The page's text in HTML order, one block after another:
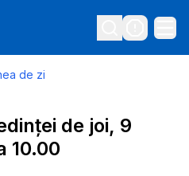
de zi
de joi, 9
10.00